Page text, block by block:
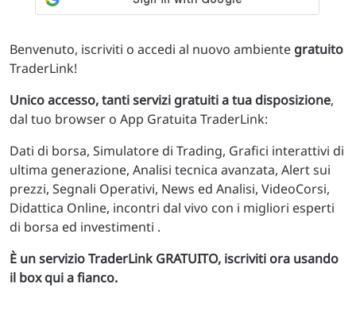
Benvenuto, iscriviti o accedi al nuovo ambiente gratuito
TraderLink!
Unico accesso, tanti servizi gratuiti a tua disposizione,
dal tuo browser o App Gratuita TraderLink:
Dati di borsa, Simulatore di Trading, Grafici interattivi di
ultima generazione, Analisi tecnica avanzata, Alert sui
prezzi, Segnali Operativi, News ed Analisi, VideoCorsi,
Didattica Online, incontri dal vivo con i migliori esperti
di borsa ed investimenti .
È un servizio TraderLink GRATUITO, iscriviti ora usando
il box qui a fianco.